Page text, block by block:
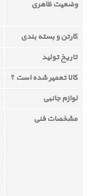
وضعیت ظاهری
کارتن و بسته بندی
تاریخ تولید
کالا تعمیر شده است ؟
لوازم جانبی
مشخصات فنی